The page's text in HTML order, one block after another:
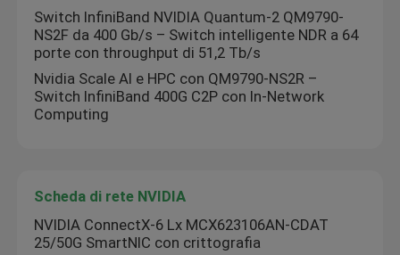
Prodotti
Video
Visita alla fabbrica
Controllo della qualità
Switch InfiniBand NVIDIA Quantum-2 QM9790-
NS2F da 400 Gb/s – Switch intelligente NDR a 64
porte con throughput di 51,2 Tb/s
Nvidia Scale AI e HPC con QM9790-NS2R –
Switch InfiniBand 400G C2P con In-Network
Computing
Scheda di rete NVIDIA
NVIDIA ConnectX-6 Lx MCX623106AN-CDAT
25/50G SmartNIC con crittografia